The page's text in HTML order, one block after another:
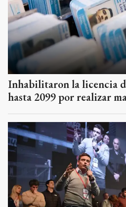
Inhabilitaron la licencia
hasta 2099 por realizar